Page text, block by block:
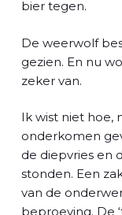
bier tegen.
De weerwolf
gezien. En nu
zeker van.
Ik wist niet hoe,
onderkomen
de diepvries en
stonden. Een
van de
beproeving. De